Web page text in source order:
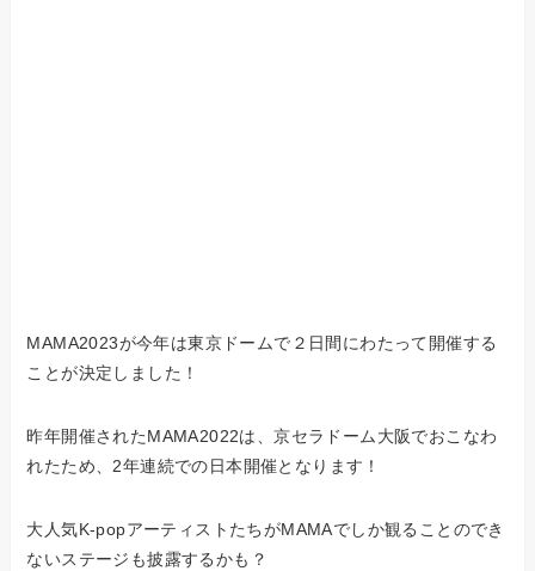
MAMA2023が今年は東京ドームで２日間にわたって開催する
ことが決定しました！
昨年開催されたMAMA2022は、京セラドーム大阪でおこなわ
れたため、2年連続での日本開催となります！
大人気K-popアーティストたちがMAMAでしか観ることのでき
ないステージも披露するかも？